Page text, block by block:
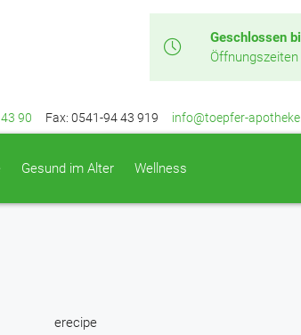
Geschlossen
Öffnungszeiten
90 Fax: 0541-94 43 919 info@toepfer-
Gesund im Alter Wellness